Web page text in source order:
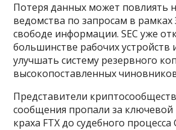
Потеря данных может повлиять
ведомства по запросам в рамках
свободе информации. SEC уже
большинстве рабочих устройств
улучшать систему резервного
высокопоставленных
Представители
сообщения пропали за
краха FTX до судебного процесса